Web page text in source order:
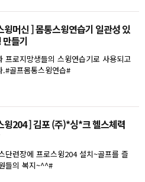
윙머신 ] 몸통스윙연습기 일관성 있
만들기
프로지망생들의 스윙연습기로 사용되고
.#골프몸통스윙연습#
윙204 ] 김포 (주)*싱*크 헬스체력
단련장에 프로스윙204 설치~골프를 즐
들의 복지~^^#